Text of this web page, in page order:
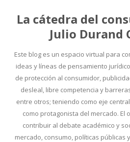
La cátedra del
Julio Durand
Este blog es un espacio virtual para
ideas y líneas de pensamiento
de protección al consumidor,
desleal, libre competencia y
entre otros; teniendo como eje
como protagonista del mercado. El
contribuir al debate académico y
mercado, consumo, políticas públicas